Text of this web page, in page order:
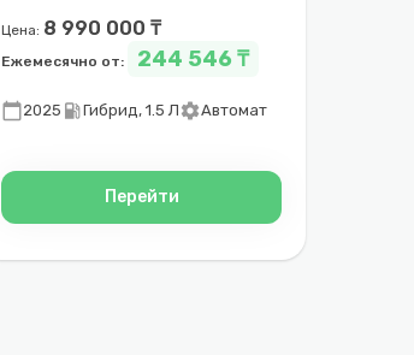
Цена: 8 990 000 ₸
Ежемесячно от: 244 546 ₸
calendar_today2025 local_gas_stationГибрид, 1.5 Л settingsАвтомат
Перейти